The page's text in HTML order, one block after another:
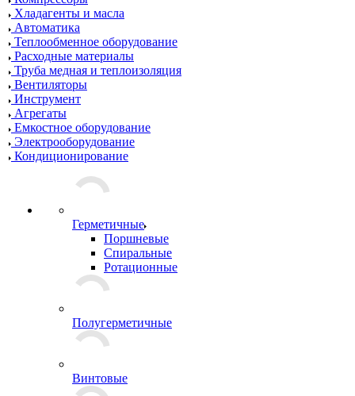
Хладагенты и масла
Автоматика
Теплообменное оборудование
Расходные материалы
Труба медная и теплоизоляция
Вентиляторы
Инструмент
Агрегаты
Емкостное оборудование
Электрооборудование
Кондиционирование
Герметичные
Поршневые
Спиральные
Ротационные
Полугерметичные
Винтовые